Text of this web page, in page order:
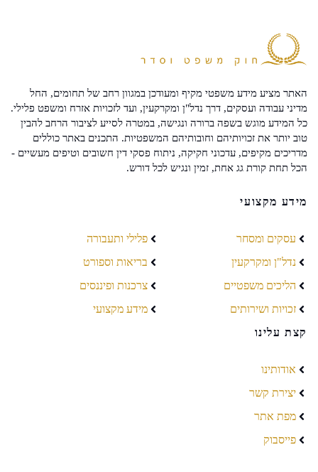
האתר מציע מידע משפטי מקיף ומעודכן במגוון רחב של תחומים, החל
מדיני עבודה ועסקים, דרך נדל"ן ומקרקעין, ועד לזכויות אזרח ומשפט פלילי.
כל המידע מוגש בשפה ברורה ונגישה, במטרה לסייע לציבור הרחב להבין
טוב יותר את זכויותיהם וחובותיהם המשפטיות. התכנים באתר כוללים
מדריכים מקיפים, עדכוני חקיקה, ניתוח פסקי דין חשובים וטיפים מעשיים -
הכל תחת קורת גג אחת, זמין ונגיש לכל דורש.
מידע מקצועי
עסקים ומסחר
נדל"ן ומקרקעין
הליכים משפטיים
זכויות ושירותים
פלילי ותעבורה
בריאות וספורט
צרכנות ופיננסים
מידע מקצועי
קצת עלינו
אודותינו
יצירת קשר
מפת אתר
פייסבוק